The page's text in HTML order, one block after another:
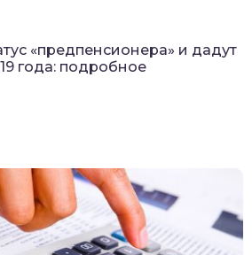
«предпенсионера» и дадут
года: подробное